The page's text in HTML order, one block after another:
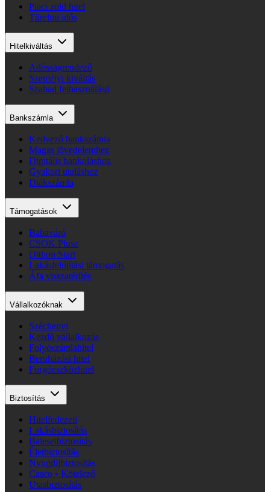
Piaci zöld hitel
Türelmi idős
Hitelkiváltás
Adósságrendező
Személyi kiváltás
Szabad felhasználású
Bankszámla
Kedvező bankszámla
Magas jövedelemhez
Digitális bankoláshoz
Gyakori utaláshoz
Diákszámla
Támogatások
Babaváró
CSOK Plusz
Otthon Start
Lakásfelújítási támogatás
Áfa visszatérítés
Vállalkozóknak
Széchenyi
Kezdő vállalkozás
Folyószámlahitel
Beruházási hitel
Forgóeszközhitel
Biztosítás
Hitelfedezeti
Lakásbiztosítás
Balesetbiztosítás
Életbiztosítás
Nyugdíjbiztosítás
Casco • Kötelező
Utasbiztosítás